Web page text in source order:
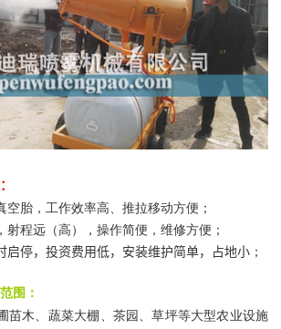
空胎，工作效率高、推拉移动方便；
射程远（高），操作简便，维修方便；
启停，投资费用低，安装维护简单，占地小 ；
围：
苗木、蔬菜大棚、茶园、草坪等大型农业设施